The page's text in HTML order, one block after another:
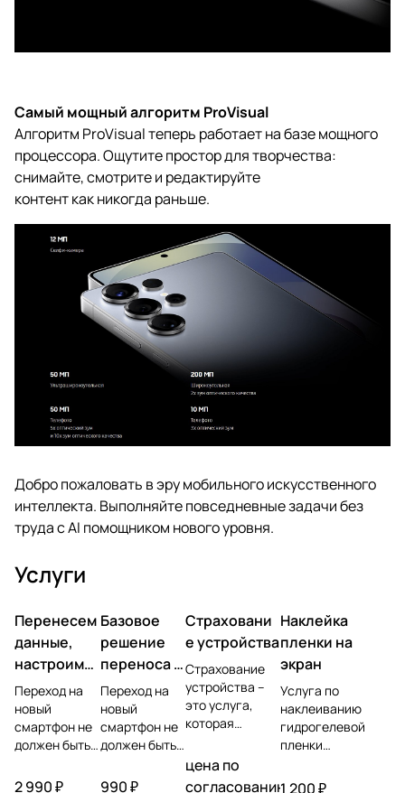
Самый мощный алгоритм ProVisual
Алгоритм ProVisual теперь работает на базе мощного
процессора. Ощутите простор для творчества:
снимайте, смотрите и редактируйте
контенткак никогда раньше.
Добро пожаловать в эру мобильного искусственного
интеллекта. Выполняйте повседневные задачи без
труда с AI помощником нового уровня.
Услуги
Перенесем
данные,
настроим
учетную
запись,
установим
ПО
Переход на
новый
смартфон не
должен быть
болью.
2 990 ₽
Базовое
решение
переноса и
настройки
Переход на
новый
смартфон не
должен быть
болью.
990 ₽
Страховани
е устройства
Страхование
устройства –
это услуга,
которая
защитить
владельца
цена по
согласованию
Наклейка
пленки на
экран
Услуга по
наклеиванию
гидрогелевой
пленки
собой процесс
1 200 ₽